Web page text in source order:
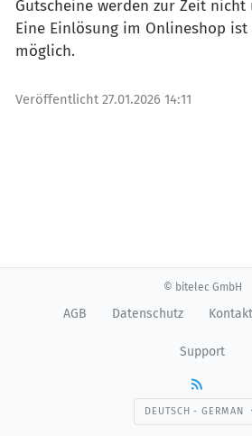
Gutscheine werden zur Zeit
Eine Einlösung im Onlineshop
möglich.
Veröffentlicht 27.01.2026 14:11
© bitelec GmbH
AGB Datenschutz Kontakt
Support
DEUTSCH - GERMAN